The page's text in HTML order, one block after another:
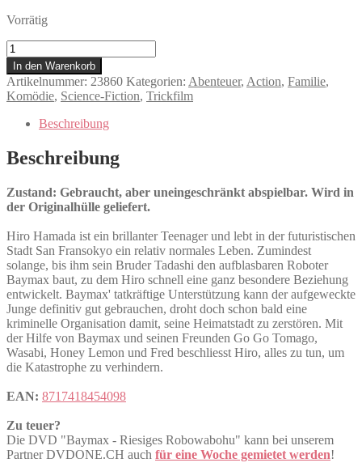
Vorrätig
Baymax
-
Riesiges
Robowabohu
Menge
In den Warenkorb
Artikelnummer: 23860 Kategorien: Abenteuer, Action, Familie,
Komödie, Science-Fiction, Trickfilm
Beschreibung
Beschreibung
Zustand: Gebraucht, aber uneingeschränkt abspielbar. Wird in
der Originalhülle geliefert.
Hiro Hamada ist ein brillanter Teenager und lebt in der futuristischen
Stadt San Fransokyo ein relativ normales Leben. Zumindest
solange, bis ihm sein Bruder Tadashi den aufblasbaren Roboter
Baymax baut, zu dem Hiro schnell eine ganz besondere Beziehung
entwickelt. Baymax' tatkräftige Unterstützung kann der aufgeweckte
Junge definitiv gut gebrauchen, droht doch schon bald eine
kriminelle Organisation damit, seine Heimatstadt zu zerstören. Mit
der Hilfe von Baymax und seinen Freunden Go Go Tomago,
Wasabi, Honey Lemon und Fred beschliesst Hiro, alles zu tun, um
die Katastrophe zu verhindern.
EAN: 8717418454098
Zu teuer?
Die DVD "Baymax - Riesiges Robowabohu" kann bei unserem
Partner DVDONE.CH auch für eine Woche gemietet werden!